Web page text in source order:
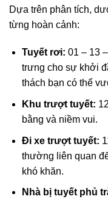
Dựa trên phân tích,
từng hoàn cảnh:
Tuyết rơi: 01 – 13
trưng cho sự khởi
thách bạn có thể
Khu trượt tuyết:
bằng và niềm vui.
Đi xe trượt tuyết:
thường liên quan
khó khăn.
Nhà bị tuyết phủ